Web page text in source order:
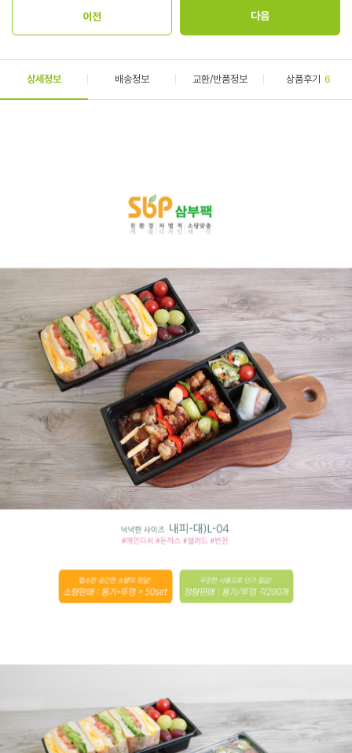
상세정보 배송정보 교환/반품정보 상품후기 6